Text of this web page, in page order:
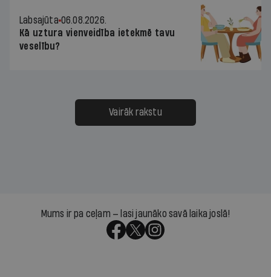
Labsajūta 06.08.2026.
Kā uztura vienveidība ietekmē tavu
veselību?
Vairāk rakstu
Mums ir pa ceļam — lasi jaunāko savā laika joslā!